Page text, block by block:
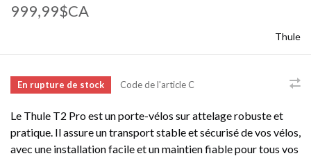
999,99$CA
Thule
En rupture de stock Code de l'article C
Le Thule T2 Pro est un porte-vélos sur attelage robuste et
pratique. Il assure un transport stable et sécurisé de vos vélos,
avec une installation facile et un maintien fiable pour tous vos